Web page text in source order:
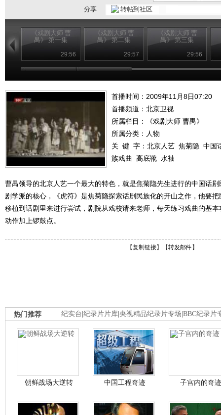
分享
转帖到社区
《戏剧大师 曹
禺》 第一集
29:56
《戏剧大师 曹
禺》 第二集
29:57
《戏剧大师 曹
禺》 第三集
29:56
首播时间：2009年11月8日07:20
首播频道： 北京卫视
所属栏目：
《戏剧大师 曹禺》
所属分类：人物
关 键 字： 北京人艺 焦菊隐 中国
族戏曲
高底靴 水袖
曹禺领导的北京人艺一个最大的特色，就是焦菊隐先生进行的中国话
剧学派的核心，《虎符》是焦菊隐探索话剧民族化的开山之作，他要
移植到话剧里来进行尝试，剧院从戏校请来老师，每天练习戏曲的基
动作加上锣鼓点。
【复制链接】【转发邮件 】
纪实台 纪录片片库 央视精品纪录片专场 BBC纪录片
热门推荐
朝鲜战场大逆转 中国工程奇迹 子宫内的奇迹